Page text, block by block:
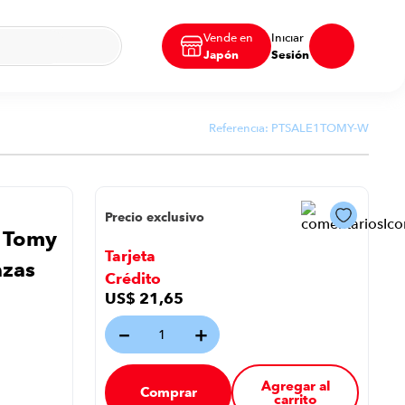
Vende en
Japón
Iniciar
Sesión
Referencia: PTSALE1TOMY-W
Precio exclusivo
Tarjeta
Crédito
US$ 21,65
＋
－
Comprar Agregar al
carrito